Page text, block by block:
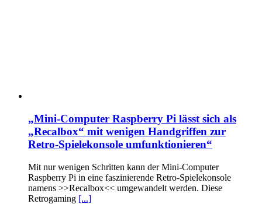
„Mini-Computer Raspberry Pi lässt sich als
„Recalbox“ mit wenigen Handgriffen zur
Retro-Spielekonsole umfunktionieren“
Mit nur wenigen Schritten kann der Mini-Computer
Raspberry Pi in eine faszinierende Retro-Spielekonsole
namens >>Recalbox<< umgewandelt werden. Diese
Retrogaming [...]